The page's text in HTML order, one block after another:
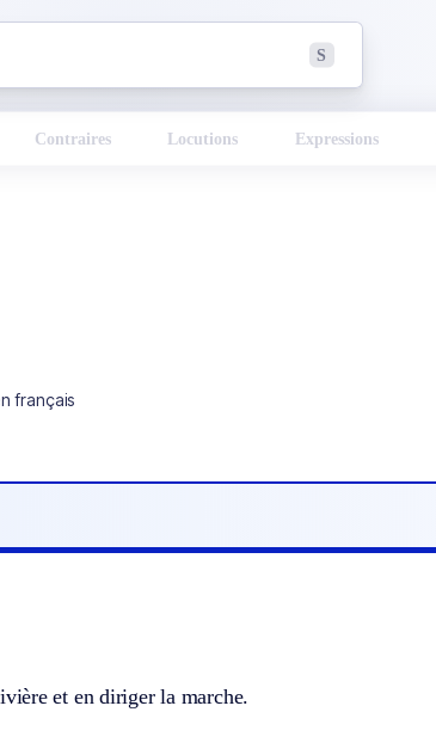
S
Contraires Locutions Expressions
français
et en diriger la marche.